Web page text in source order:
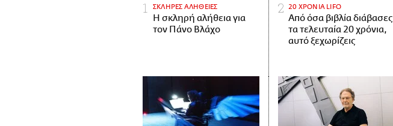
ΣΚΛΗΡΕΣ ΑΛΗΘΕΙΕΣ
H σκληρή αλήθεια για
τον Πάνο Βλάχο
20 ΧΡΟΝΙΑ LIFO
Από όσα βιβλία διάβασες
τα τελευταία 20 χρόνια,
αυτό ξεχωρίζεις